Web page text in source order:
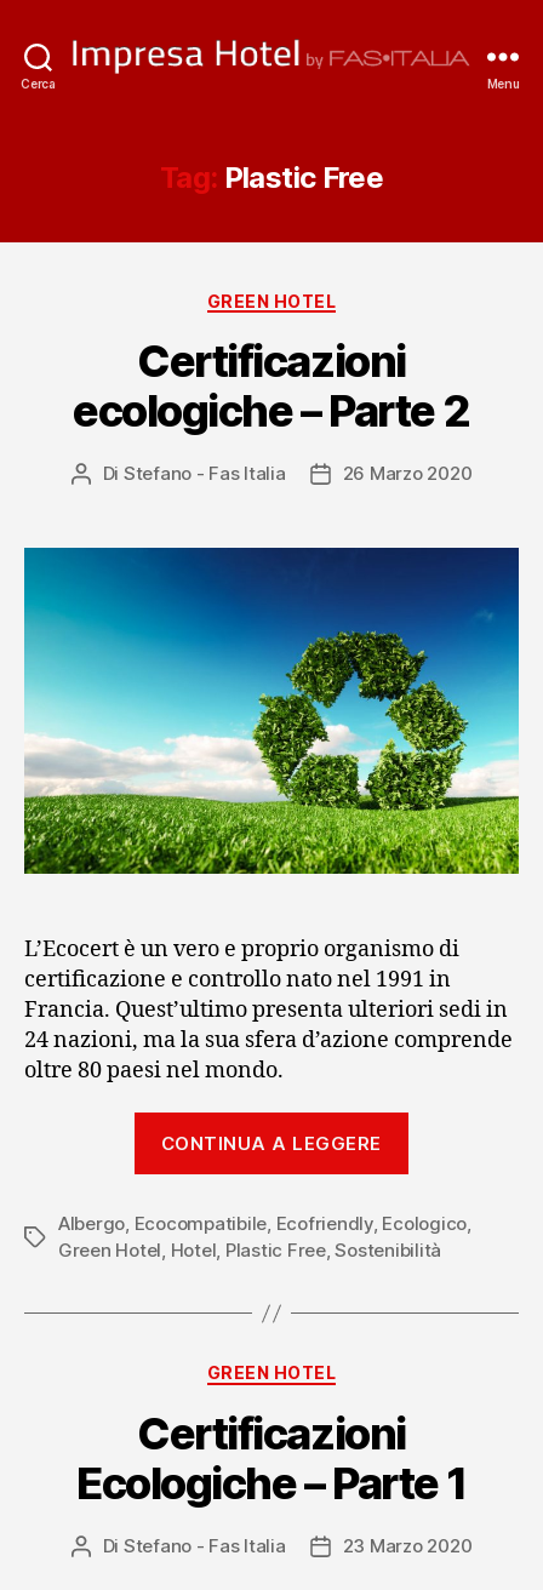
Cerca Menu
Tag: Plastic Free
Categorie
GREEN HOTEL
Certificazioni
ecologiche – Parte 2
Autore
Di Stefano - Fas Italia
Data26 Marzo 2020
L’Ecocert è un vero e proprio organismo di
certificazione e controllo nato nel 1991 in
Francia. Quest’ultimo presenta ulteriori sedi in
24 nazioni, ma la sua sfera d’azione comprende
oltre 80 paesi nel mondo.
CONTINUA A LEGGERE
Parte
2”
Tag
Albergo, Ecocompatibile, Ecofriendly, Ecologico,
Green Hotel, Hotel, Plastic Free,Sostenibilità
Categorie
GREEN HOTEL
Certificazioni
Ecologiche – Parte 1
Autore
Di Stefano - Fas Italia
Data23 Marzo 2020